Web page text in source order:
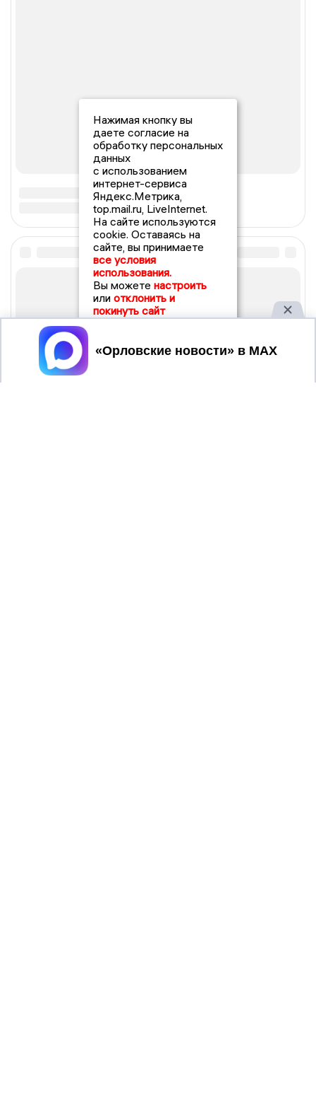
Нажимая кнопку вы
даете согласие на
обработку персональных
данных
с использованием
интернет-сервиса
Яндекс.Метрика,
top.mail.ru, LiveInternet.
На сайте используются
cookie. Оставаясь на
сайте, вы принимаете
все условия
использования.
Вы можете настроить
или отклонить и
покинуть сайт
Принять